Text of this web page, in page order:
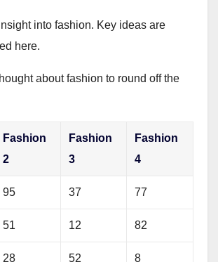
into fashion. Key ideas are
here.
about fashion to round off the
Fashion
2
Fashion
3
Fashion
4
95 37 77
51 12 82
28 52 8